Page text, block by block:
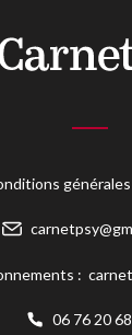
:
06 76 20